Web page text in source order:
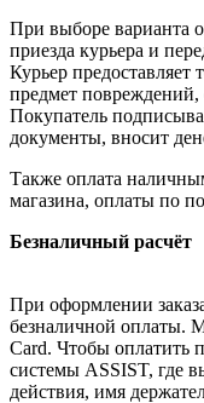
При выборе варианта
приезда курьера и
Курьер предоставляет
предмет повреждений,
Покупатель
документы, вносит
Также оплата
магазина, оплаты по
Безналичный расчёт
При оформлении
безналичной оплаты.
Card. Чтобы оплатить
системы ASSIST, где
действия, имя